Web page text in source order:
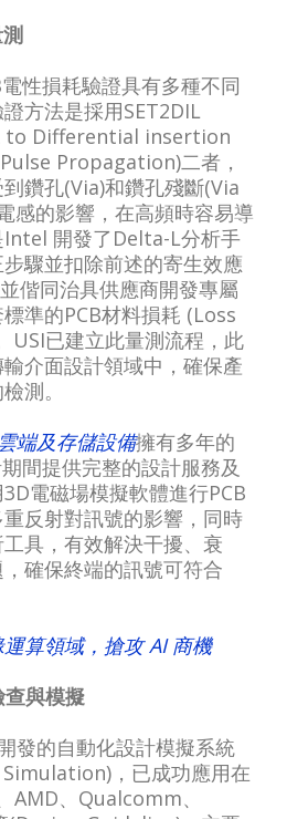
性損耗驗證具有多種不同
方法是採用SET2DIL
to Differential insertion
Propagation)二者，
鑽孔(Via)和鑽孔殘斷(Via
感的影響，在高頻時容易導
Intel 開發了Delta-L分析手
驟並扣除前述的寄生效應
偕同治具供應商開發專屬
準的PCB材料損耗 (Loss
USI已建立此量測流程，此
介面設計領域中，確保產
測。
雲端及存儲設備擁有多年的
間提供完整的設計服務及
電磁場模擬軟體進行PCB
反射對訊號的影響，同時
具，有效解決干擾、衰
確保終端的訊號可符合
算領域，搶攻 AI 商機
查與模擬
發的自動化設計模擬系統
，已成功應用在
AMD、Qualcomm、